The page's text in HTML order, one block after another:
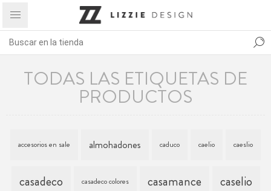
TODAS LAS ETIQUETAS DE
PRODUCTOS
accesorios en sale almohadones caduco caelio caeslio
casadeco casadeco colores casamance caselio